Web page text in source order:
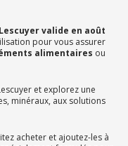
valide en août
pour vous assurer
alimentaires ou
et explorez une
minéraux, aux solutions
acheter et ajoutez-les à